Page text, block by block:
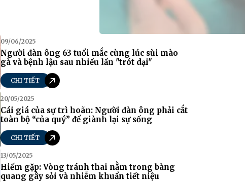
09/06/2025
Người đàn ông 63 tuổi mắc cùng lúc sùi mào
gà và bệnh lậu sau nhiều lần "trót dại"
CHI TIẾT
20/05/2025
Cái giá của sự trì hoãn: Người đàn ông phải cắt
toàn bộ “của quý” để giành lại sự sống
CHI TIẾT
13/05/2025
Hiếm gặp: Vòng tránh thai nằm trong bàng
quang gây sỏi và nhiễm khuẩn tiết niệu